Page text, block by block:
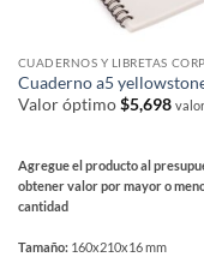
de
producto
Cuaderno a5
Valor óptimo$5,698
Agregue el producto al
obtener valor por mayor o
cantidad
Tamaño: 160x210x16 mm